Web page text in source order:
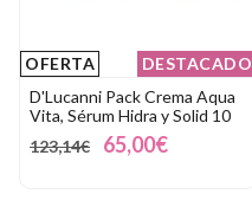
OFERTA
DESTACADO
D'Lucanni Pack Crema Aqua
Vita, Sérum Hidra y Solid 10
123,14€
65,00€